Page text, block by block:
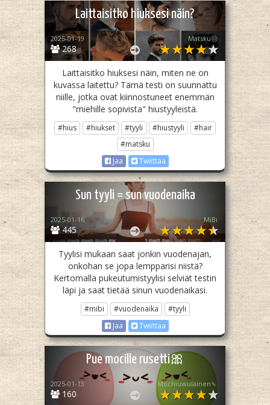
Laittaisitko hiuksesi näin?
268
2025-01-19 Matsku😒
Laittaisitko hiuksesi näin, miten ne on
kuvassa laitettu? Tämä testi on suunnattu
niille, jotka ovat kiinnostuneet enemmän
"miehille sopivista" hiustyyleistä.
#hius #hiukset #tyyli #hiustyyli
#hair
#matsku
Jaa
Twiittaa
Sun tyyli = sun vuodenaika
445
2025-01-16 MiBi
Tyylisi mukaan saat jonkin vuodenajan,
onkohan se jopa lempparisi niistä?
Kertomalla pukeutumistyylisi selviät testin
läpi ja saat tietää sinun vuodenaikasi.
#mibi #vuodenaika
#tyyli
Jaa
Twiittaa
Pue mocille rusetti🎀
160
2025-01-13 🍡Mochiuwulainen🍡